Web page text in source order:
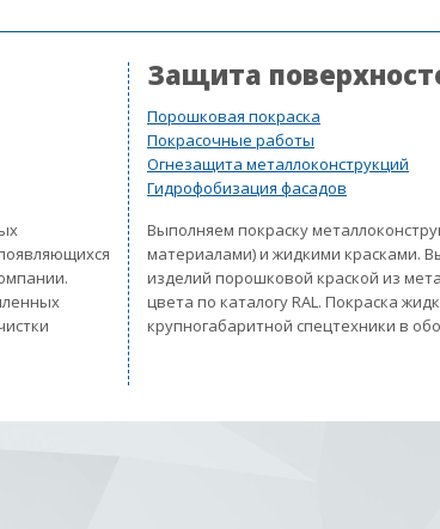
Защита
Порошковая покраска
Покрасочные работы
Огнезащита металлоконструкций
Гидрофобизация фасадов
Выполняем покраску
материалами) и жидкими красками.
изделий порошковой краской из
цвета по каталогу RAL. Покраска
крупногабаритной спецтехники в